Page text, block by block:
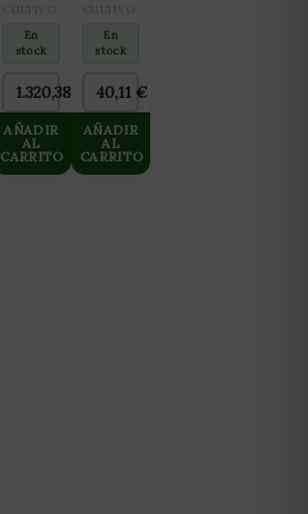
INVERSA
GROWMAX
L/DIA
HASTA
125 L/H
En
stock
1.320,38
AÑADIR
AL
CARRITO
ONE
(FLORACIÓN
FINALIZACIÓN)
10L
En
stock
40,11 €
AÑADIR
AL
CARRITO